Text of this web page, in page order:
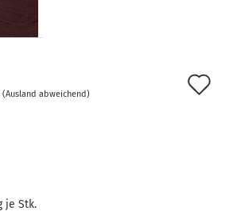
(Ausland abweichend)
je Stk.